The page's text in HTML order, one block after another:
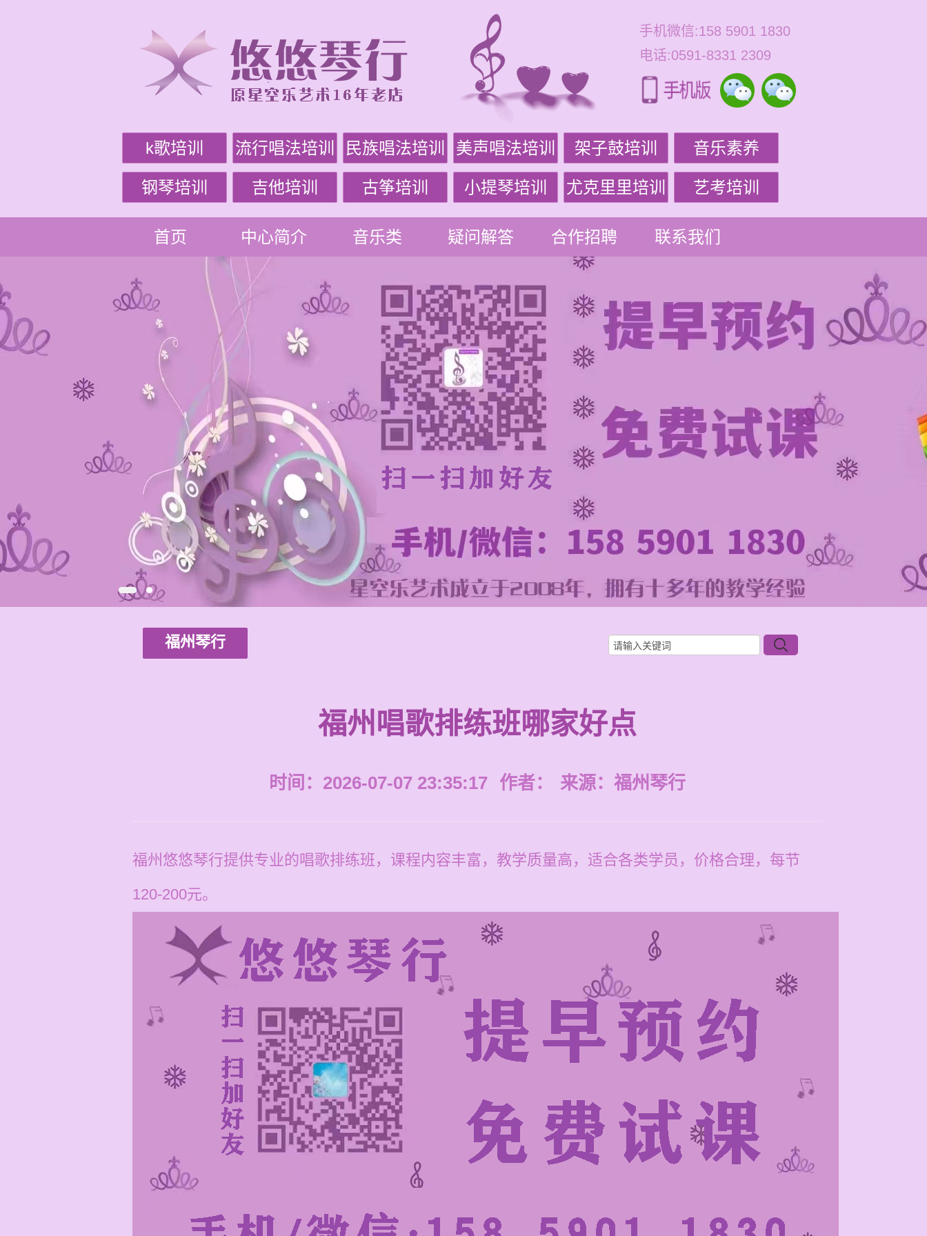
手机微信:158 5901 1830
电话:0591-8331 2309
k歌培训 流行唱法培训 民族唱法培训 美声唱法培训 架子鼓培训 音乐素养
钢琴培训 吉他培训 古筝培训 小提琴培训 尤克里里培训 艺考培训
首页 中心简介 音乐类 疑问解答 合作招聘 联系我们
福州琴行
福州唱歌排练班哪家好点
时间：2026-07-07 23:35:17 作者： 来源： 福州琴行
福州悠悠琴行提供专业的唱歌排练班，课程内容丰富，教学质量高，适合各类学员，价格合理，每节
120-200元。